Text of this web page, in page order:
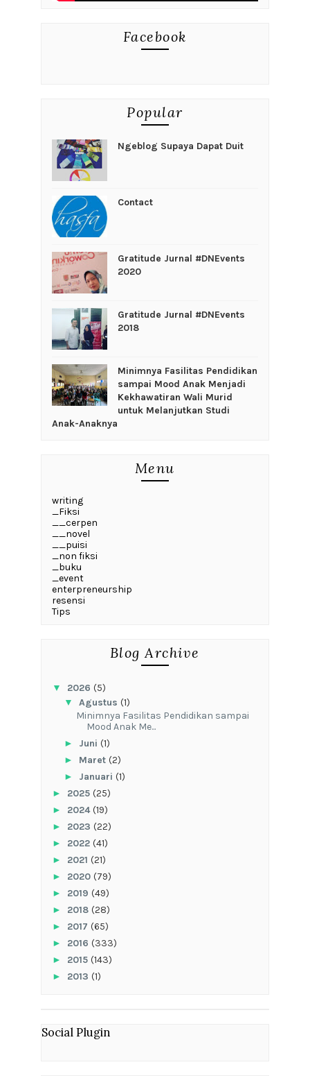
Facebook
Popular
Ngeblog Supaya Dapat Duit
Contact
Gratitude Jurnal #DNEvents
2020
Gratitude Jurnal #DNEvents
2018
‎Minimnya Fasilitas Pendidikan
sampai Mood Anak Menjadi
Kekhawatiran Wali Murid
untuk Melanjutkan Studi
Anak-Anaknya
Menu
writing
_Fiksi
__cerpen
__novel
__puisi
_non fiksi
_buku
_event
enterpreneurship
resensi
Tips
Blog Archive
▼ 2026 (5)
▼ Agustus (1)
‎Minimnya Fasilitas Pendidikan sampai
Mood Anak Me...
► Juni (1)
► Maret (2)
► Januari (1)
► 2025 (25)
► 2024(19)
► 2023 (22)
► 2022 (41)
► 2021 (21)
► 2020 (79)
► 2019 (49)
► 2018 (28)
► 2017 (65)
► 2016 (333)
► 2015 (143)
► 2013 (1)
Social Plugin